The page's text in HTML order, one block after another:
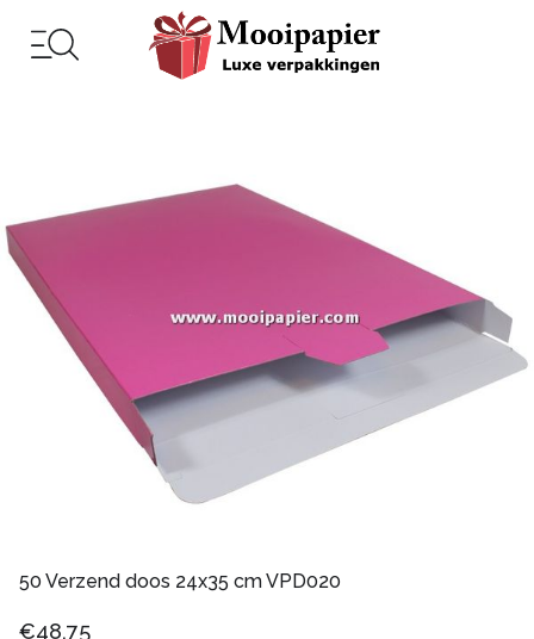
50 Verzend doos 24x35 cm VPD020
€48,75